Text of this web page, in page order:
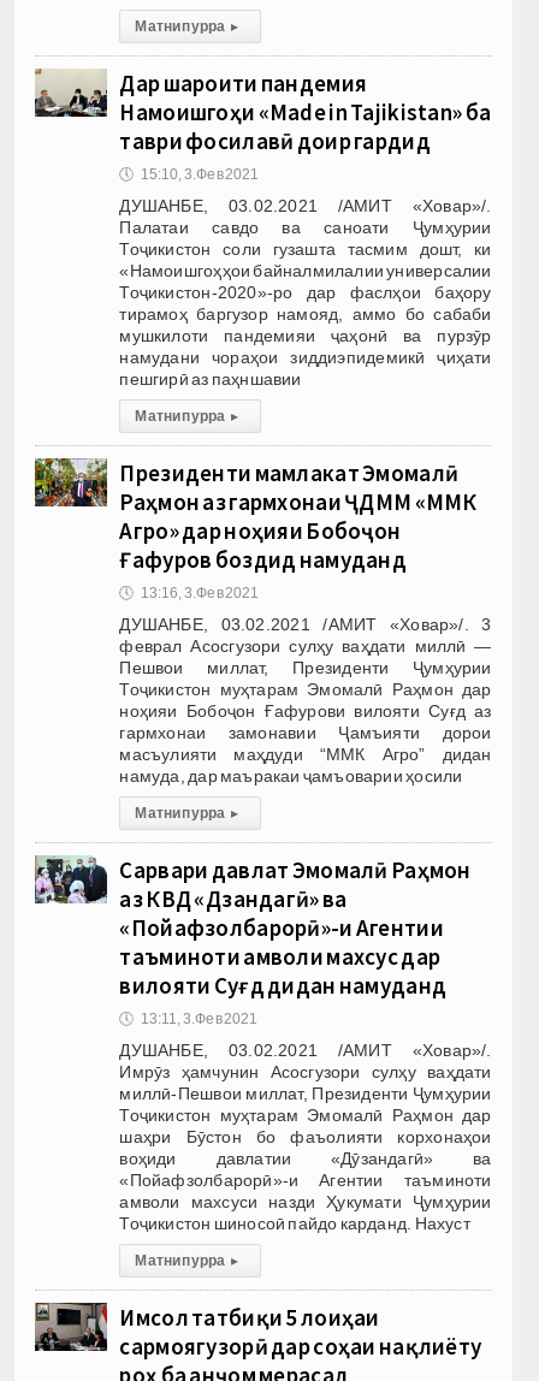
Матни пурра ▸
Дар шароити пандемия
Намоишгоҳи «Made in Tajikistan» ба
таври фосилавӣ доир гардид
🕔 15:10, 3.Фев 2021
ДУШАНБЕ, 03.02.2021 /АМИТ «Ховар»/.
Палатаи савдо ва саноати Ҷумҳурии
Тоҷикистон соли гузашта тасмим дошт, ки
«Намоишгоҳҳои байналмилалии универсалии
Тоҷикистон-2020»-ро дар фаслҳои баҳору
тирамоҳ баргузор намояд, аммо бо сабаби
мушкилоти пандемияи ҷаҳонӣ ва пурзӯр
намудани чораҳои зиддиэпидемикӣ ҷиҳати
пешгирӣ аз паҳншавии
Матни пурра ▸
Президенти мамлакат Эмомалӣ
Раҳмон аз гармхонаи ҶДММ «ММК
Агро» дар ноҳияи Бобоҷон
Ғафуров боздид намуданд
🕔 13:16, 3.Фев 2021
ДУШАНБЕ, 03.02.2021 /АМИТ «Ховар»/. 3
феврал Асосгузори сулҳу ваҳдати миллӣ —
Пешвои миллат, Президенти Ҷумҳурии
Тоҷикистон муҳтарам Эмомалӣ Раҳмон дар
ноҳияи Бобоҷон Ғафурови вилояти Суғд аз
гармхонаи замонавии Ҷамъияти дорои
масъулияти маҳдуди “ММК Агро” дидан
намуда, дар маъракаи ҷамъоварии ҳосили
Матни пурра ▸
Сарвари давлат Эмомалӣ Раҳмон
аз КВД «Дӯзандагӣ» ва
«Пойафзолбарорӣ»-и Агентии
таъминоти амволи махсус дар
вилояти Суғд дидан намуданд
🕔 13:11, 3.Фев 2021
ДУШАНБЕ, 03.02.2021 /АМИТ «Ховар»/.
Имрӯз ҳамчунин Асосгузори сулҳу ваҳдати
миллӣ-Пешвои миллат, Президенти Ҷумҳурии
Тоҷикистон муҳтарам Эмомалӣ Раҳмон дар
шаҳри Бӯстон бо фаъолияти корхонаҳои
воҳиди давлатии «Дӯзандагӣ» ва
«Пойафзолбарорӣ»-и Агентии таъминоти
амволи махсуси назди Ҳукумати Ҷумҳурии
Тоҷикистон шиносоӣ пайдо карданд. Нахуст
Матни пурра ▸
Имсол татбиқи 5 лоиҳаи
сармоягузорӣ дар соҳаи нақлиёту
роҳ ба анҷом мерасад